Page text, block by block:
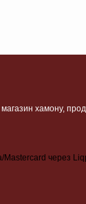
магазин хамону,